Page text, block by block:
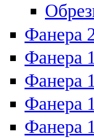
Фанера
Фанера
Фанера
Фанера
Фанера